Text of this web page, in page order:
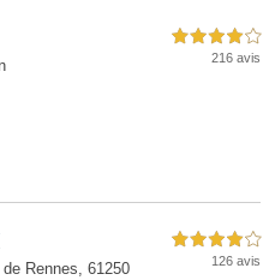
4,0 étoiles sur 5
216 avis
Rennes, 61250
4,0 étoiles sur 5
126 avis